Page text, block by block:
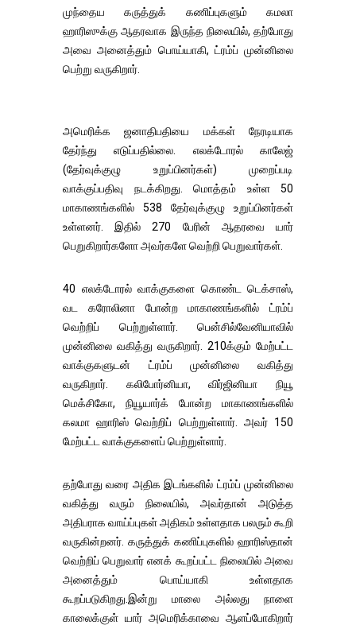
முந்தைய கருத்துக் கணிப்புகளும் கமலா
ஹாரிஸுக்கு ஆதரவாக இருந்த நிலையில், தற்போது
அவை அனைத்தும் பொய்யாகி, ட்ரம்ப் முன்னிலை
பெற்று வருகிறார்.
அமெரிக்க ஜனாதிபதியை மக்கள் நேரடியாக
தேர்ந்து எடுப்பதில்லை. எலக்டோரல் காலேஜ்
(தேர்வுக்குழு உறுப்பினர்கள்) முறைப்படி
வாக்குப்பதிவு நடக்கிறது. மொத்தம் உள்ள 50
மாகாணங்களில் 538 தேர்வுக்குழு உறுப்பினர்கள்
உள்ளனர். இதில் 270 பேரின் ஆதரவை யார்
பெறுகிறார்களோ அவர்களே வெற்றி பெறுவார்கள்.
40 எலக்டோரல் வாக்குகளை கொண்ட டெக்சாஸ்,
வட கரோலினா போன்ற மாகாணங்களில் ட்ரம்ப்
வெற்றிப் பெற்றுள்ளார். பென்சில்வேனியாவில்
முன்னிலை வகித்து வருகிறார். 210க்கும் மேற்பட்ட
வாக்குகளுடன் ட்ரம்ப் முன்னிலை வகித்து
வருகிறார். கலிபோர்னியா, விர்ஜினியா நியூ
மெக்சிகோ, நியூயார்க் போன்ற மாகாணங்களில்
கலமா ஹாரிஸ் வெற்றிப் பெற்றுள்ளார். அவர் 150
மேற்பட்ட வாக்குகளைப் பெற்றுள்ளார்.
தற்போது வரை அதிக இடங்களில் ட்ரம்ப் முன்னிலை
வகித்து வரும் நிலையில், அவர்தான் அடுத்த
அதிபராக வாய்ப்புகள் அதிகம் உள்ளதாக பலரும் கூறி
வருகின்றனர். கருத்துக் கணிப்புகளில் ஹாரிஸ்தான்
வெற்றிப் பெறுவார் எனக் கூறப்பட்ட நிலையில் அவை
அனைத்தும் பொய்யாகி உள்ளதாக
கூறப்படுகிறது.இன்று மாலை அல்லது நாளை
காலைக்குள் யார் அமெரிக்காவை ஆளப்போகிறார்